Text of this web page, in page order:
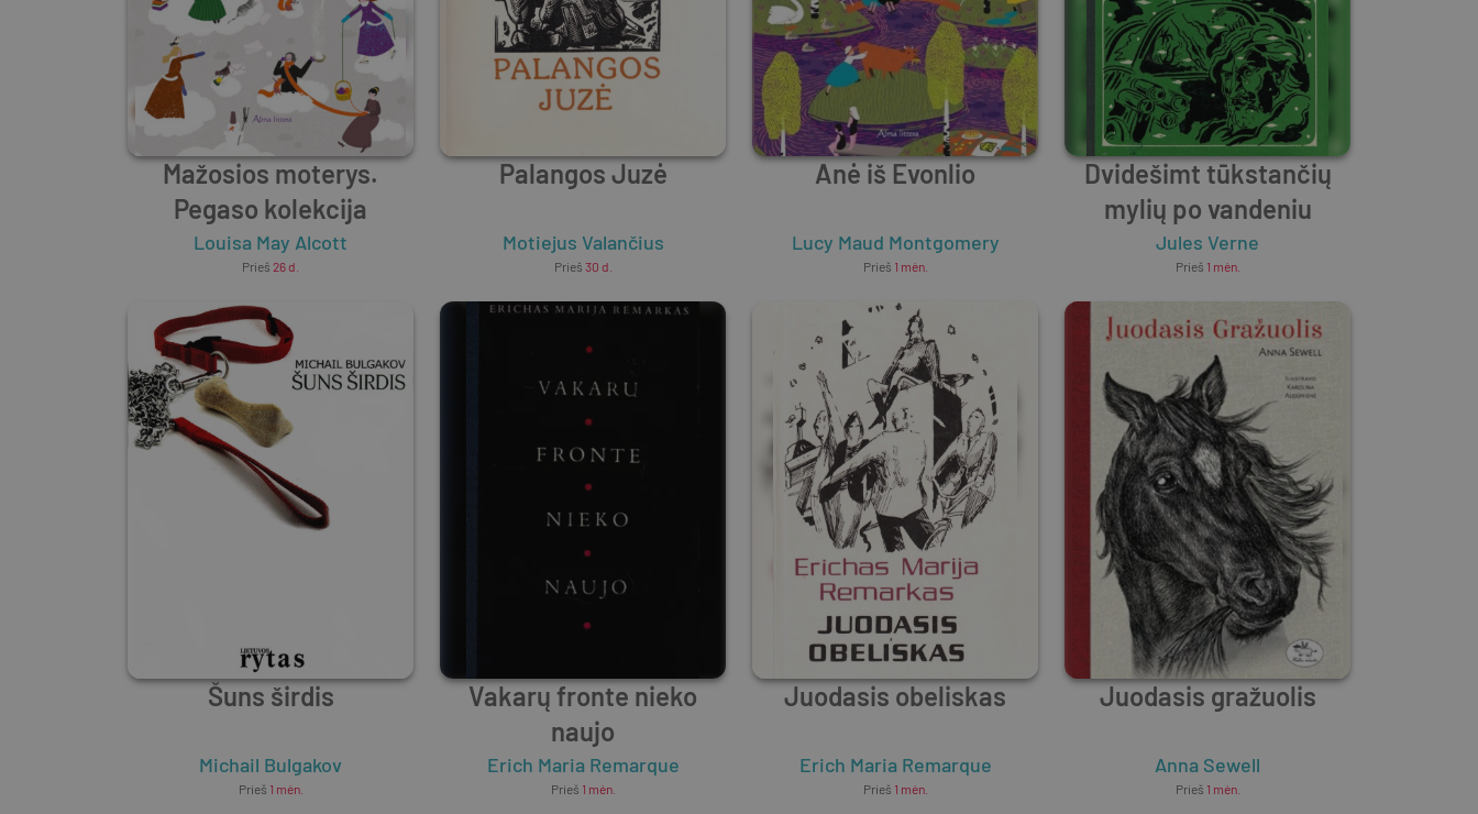
Mažosios moterys.
Pegaso kolekcija
Louisa May Alcott
Prieš 26 d.
Palangos Juzė
Motiejus Valančius
Prieš 30 d.
Anė iš Evonlio
Lucy Maud Montgomery
Prieš 1 mėn.
Dvidešimt tūkstančių
mylių po vandeniu
Jules Verne
Prieš 1 mėn.
Šuns širdis
Michail Bulgakov
Prieš 1 mėn.
Vakarų fronte nieko
naujo
Erich Maria Remarque
Prieš 1 mėn.
Juodasis obeliskas
Erich Maria Remarque
Prieš 1 mėn.
Juodasis gražuolis
Anna Sewell
Prieš 1 mėn.